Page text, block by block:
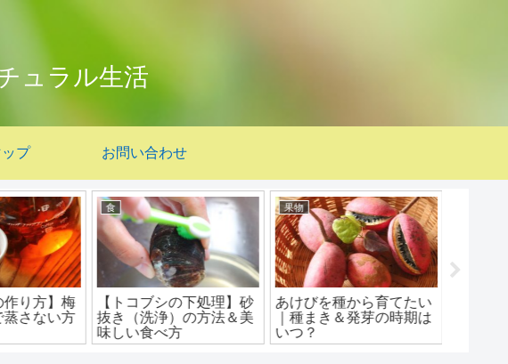
ュラル生活
プ お問い合わせ
下処理】砂
の方法＆美
果物
あけびを種から育てたい
｜種まき＆発芽の時期は
いつ？
野菜
【じゃがいもの種芋】ス
ーパーで買った芋にお化
けみたいな芽が出たので
植えてみた